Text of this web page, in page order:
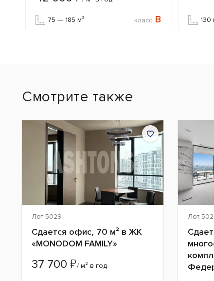
75 — 185 м² класс B 130
Смотрите также
Лот 5029
Сдается офис, 70 м² в ЖК
«MONODOM FAMILY»
37 700 ₽/ м² в год
Лот